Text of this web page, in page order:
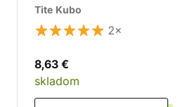
Tite Kubo
2×
8,63 €
skladom